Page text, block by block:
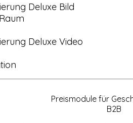
Deluxe Bild
Deluxe Video
Preismodule für
B2B